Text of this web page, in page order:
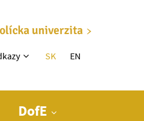
univerzita
SK EN
DofE